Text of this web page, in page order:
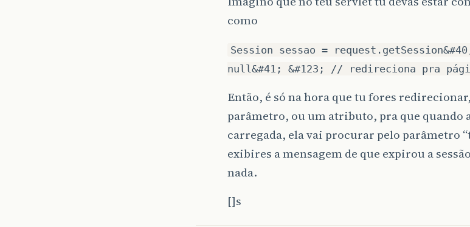
como
Session sessao =
null&#41; &#123; // redireciona pra
Então, é só na hora que tu fores
parâmetro, ou um atributo, pra que quando
carregada, ela vai procurar pelo parâmetro
exibires a mensagem de que expirou a
nada.
[]s